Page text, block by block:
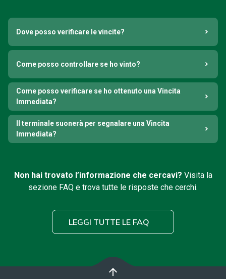
Dove posso verificare le vincite?
Come posso controllare se ho vinto?
Come posso verificare se ho ottenuto una Vincita
Immediata?
Il terminale suonerà per segnalare una Vincita
Immediata?
Non hai trovato l’informazione che cercavi? Visita la
sezione FAQ e trova tutte le risposte che cerchi.
LEGGI TUTTE LE FAQ
arrow_upward